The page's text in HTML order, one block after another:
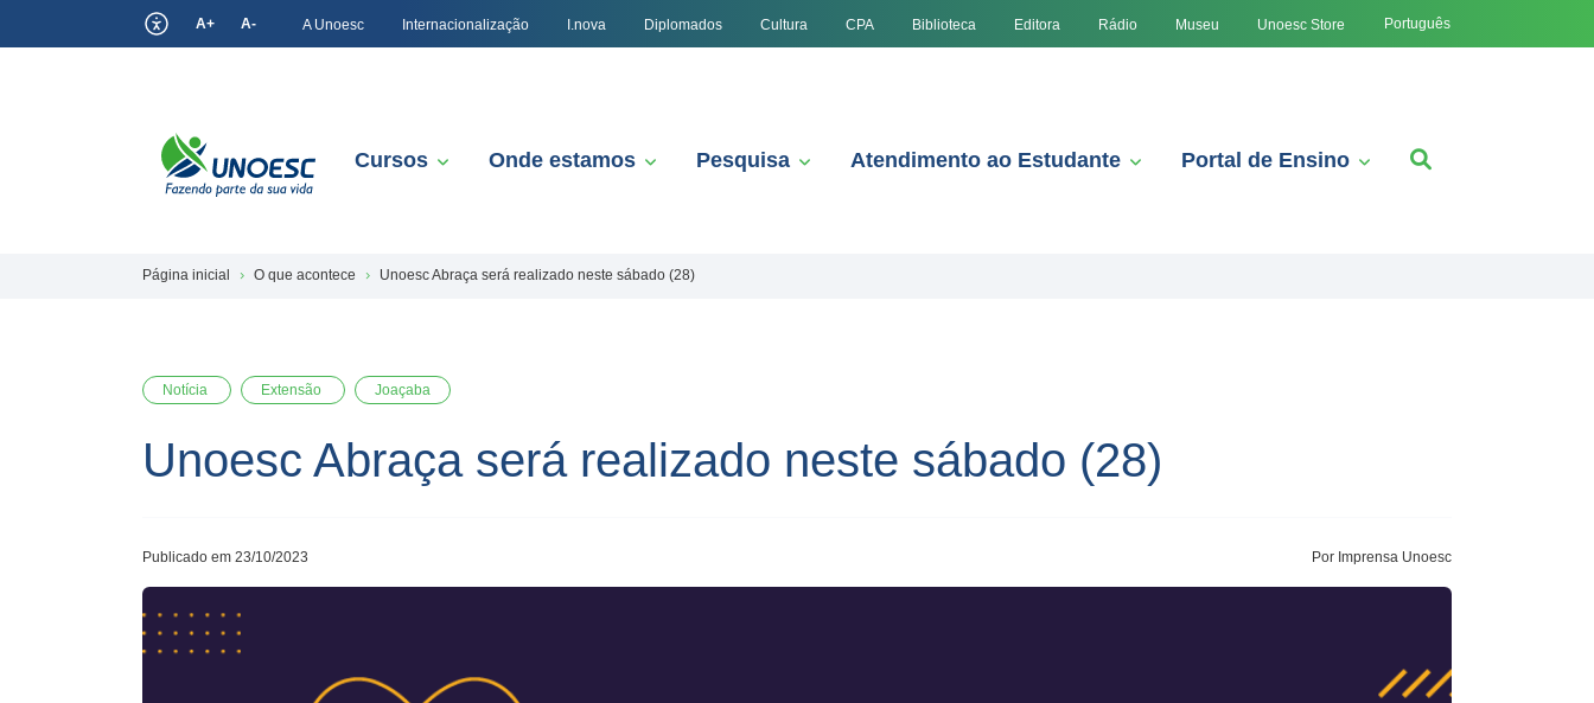
A+ A- A Unoesc Internacionalização I.nova Diplomados Cultura CPA Biblioteca Editora Rádio Museu Unoesc Store Português
Cursos Onde estamos Pesquisa Atendimento ao Estudante Portal de Ensino
Página inicial O que acontece Unoesc Abraça será realizado neste sábado (28)
Notícia Extensão Joaçaba
Unoesc Abraça será realizado neste sábado (28)
Publicado em 23/10/2023 Por Imprensa Unoesc